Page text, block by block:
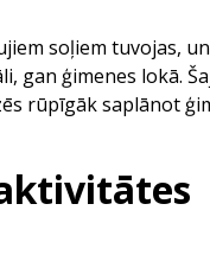
soļiem tuvojas,
gan ģimenes lokā.
rūpīgāk saplānot